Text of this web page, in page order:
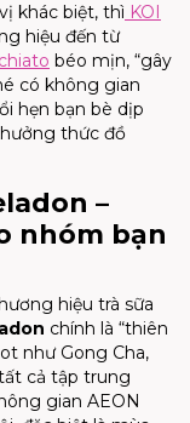
khác biệt, thì KOI
hiệu đến từ
béo mịn, “gây
có không gian
hẹn bạn bè dịp
thức đồ
–
nhóm bạn
hiệu trà sữa
chính là “thiên
như Gong Cha,
cả tập trung
gian AEON